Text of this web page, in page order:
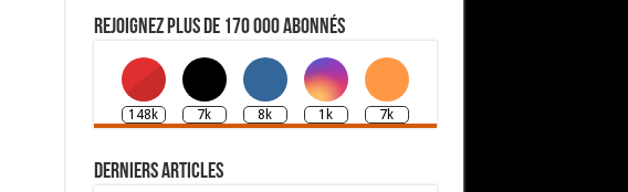
Rejoignez plus de 170 000 abonnés
148k 7k 8k 1k 7k
Derniers articles